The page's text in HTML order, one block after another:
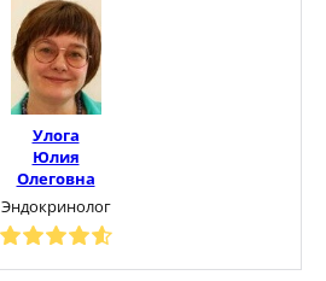
Улога
Юлия
Олеговна
Эндокринолог